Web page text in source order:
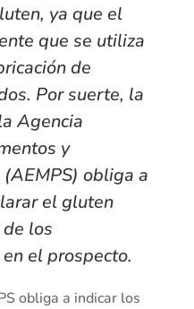
ya que el
que se utiliza
de
Por suerte, la
Agencia
y
obliga a
el gluten
los
el prospecto.
obliga a indicar los